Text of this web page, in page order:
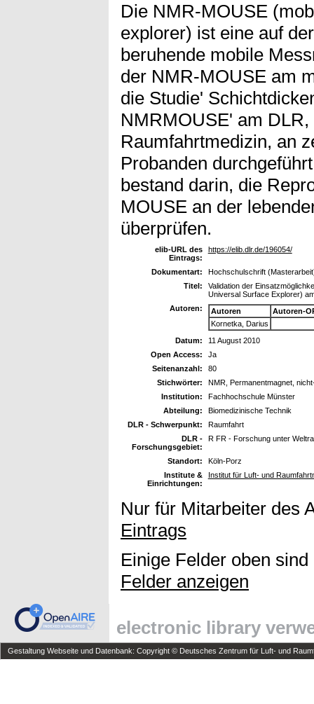
Die NMR-MOUSE
explorer) ist eine auf
beruhende mobile
der NMR-MOUSE am
die Studie'
NMRMOUSE' am
Raumfahrtmedizin, an
Probanden
bestand darin, die
MOUSE an der
überprüfen.
elib-URL des
Eintrags:
https://elib.dlr.de/196054/
Dokumentart:
Hochschulschrift
Titel:
Validation der
Universal Surface Explorer)
Autoren:
Autoren
Autoren-
Kornetka, Darius
Datum:
11 August 2010
Open Access:
Ja
Seitenanzahl:
80
Stichwörter:
NMR, Permanentmagnet,
Institution:
Fachhochschule Münster
Abteilung:
Biomedizinische Technik
DLR - Schwerpunkt:
Raumfahrt
DLR -
Forschungsgebiet:
R FR - Forschung unter
Standort:
Köln-Porz
Institute &
Einrichtungen:
Institut für Luft- und
Nur für Mitarbeiter des
Eintrags
Einige Felder oben
Felder anzeigen
electronic library
Gestaltung Webseite und Datenbank: Copyright © Deutsches Zentrum für Luft- und